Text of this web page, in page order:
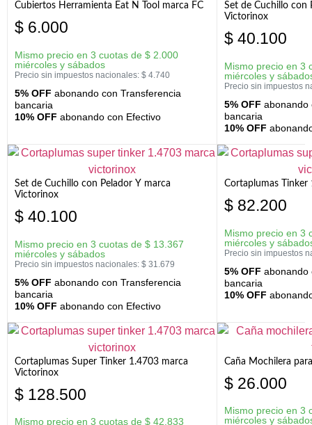
Cubiertos Herramienta Eat N Tool marca FC
$ 6.000
Mismo precio en 3 cuotas de $ 2.000
miércoles y sábados
Precio sin impuestos nacionales: $ 4.740
5% OFF abonando con Transferencia
bancaria
10% OFF abonando con Efectivo
Set de Cuchillo con
Victorinox
$ 40.100
Mismo precio en 3
miércoles y
Precio sin impuestos
5% OFF abonando
bancaria
10% OFF
Set de Cuchillo con Pelador Y marca
Victorinox
$ 40.100
Mismo precio en 3 cuotas de $ 13.367
miércoles y sábados
Precio sin impuestos nacionales: $ 31.679
5% OFF abonando con Transferencia
bancaria
10% OFF abonando con Efectivo
Cortaplumas
$ 82.200
Mismo precio en 3
miércoles y
Precio sin impuestos
5% OFF abonando
bancaria
10% OFF
Cortaplumas Super Tinker 1.4703 marca
Victorinox
$ 128.500
Mismo precio en 3 cuotas de $ 42.833
Caña Mochilera
$ 26.000
Mismo precio en 3
miércoles y